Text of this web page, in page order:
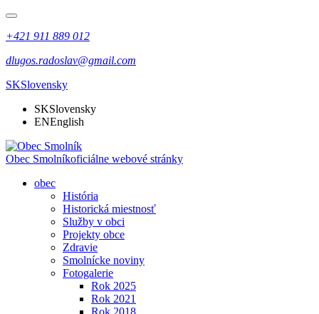
+421 911 889 012
dlugos.radoslav@gmail.com
SKSlovensky
SKSlovensky
ENEnglish
Obec Smolníkoficiálne webové stránky
obec
História
Historická miestnosť
Služby v obci
Projekty obce
Zdravie
Smolnícke noviny
Fotogalerie
Rok 2025
Rok 2021
Rok 2018